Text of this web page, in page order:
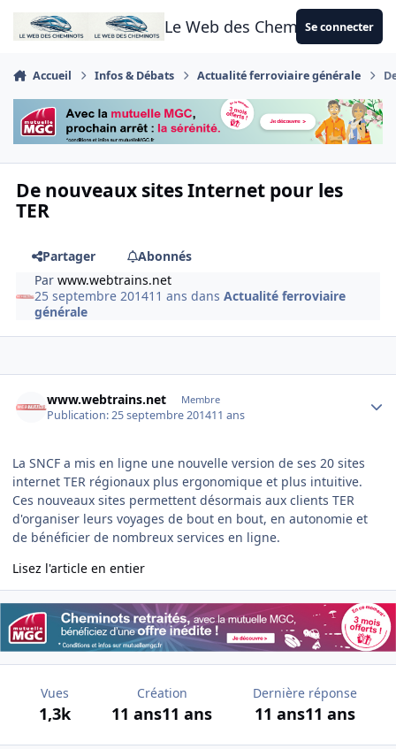
Aller au contenu
Le Web des CheminotsSe connecter
Accueil Infos & Débats Actualité ferroviaire générale
De nouveaux sites Internet pour les
TER
Partager
Abonnés
Parwww.webtrains.net
25 septembre 201411 ans dansActualité ferroviaire
générale
www.webtrains.net Membre
Publication:25 septembre 201411 ans
La SNCF a mis en ligne une nouvelle version de ses 20 sites
internet TER régionaux plus ergonomique et plus intuitive.
Ces nouveaux sites permettent désormais aux clients TER
d'organiser leurs voyages de bout en bout, en autonomie et
de bénéficier de nombreux services en ligne.
Lisez l'article en entier
Vues
1,3k
Création
11 ans11 ans
Dernière réponse
11 ans11 ans